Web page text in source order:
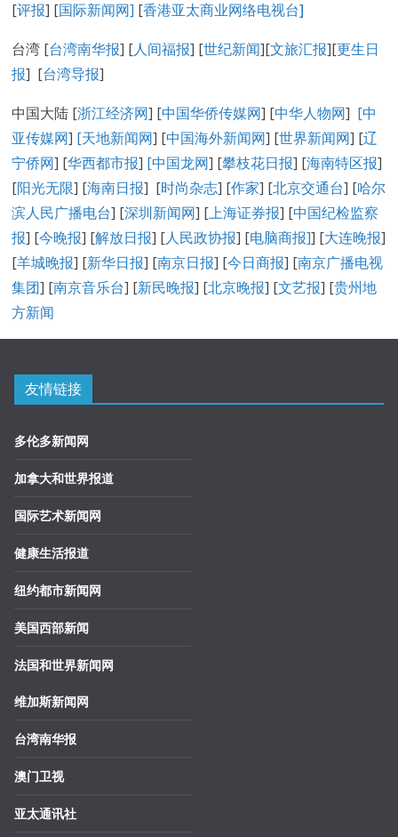
[评报] [国际新闻网] [香港亚太商业网络电视台]
台湾 [台湾南华报] [人间福报] [世纪新闻][文旅汇报][更生日
报] [台湾导报]
中国大陆 [浙江经济网] [中国华侨传媒网] [中华人物网] [中
亚传媒网] [天地新闻网] [中国海外新闻网] [世界新闻网] [辽
宁侨网] [华西都市报] [中国龙网] [攀枝花日报] [海南特区报]
[阳光无限] [海南日报] [时尚杂志] [作家] [北京交通台] [哈尔
滨人民广播电台] [深圳新闻网] [上海证券报] [中国纪检监察
报] [今晚报] [解放日报] [人民政协报] [电脑商报]] [大连晚报]
[羊城晚报] [新华日报] [南京日报] [今日商报] [南京广播电视
集团] [南京音乐台] [新民晚报] [北京晚报] [文艺报] [贵州地
方新闻
友情链接
多伦多新闻网
加拿大和世界报道
国际艺术新闻网
健康生活报道
纽约都市新闻网
美国西部新闻
法国和世界新闻网
维加斯新闻网
台湾南华报
澳门卫视
亚太通讯社